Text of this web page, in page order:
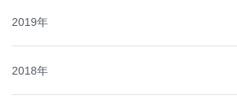
2019年
2018年